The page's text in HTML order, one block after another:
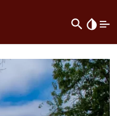
search invert_colors